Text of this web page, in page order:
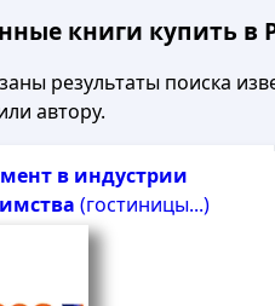
книги купить в
результаты поиска
автору.
в индустрии
(гостиницы...)